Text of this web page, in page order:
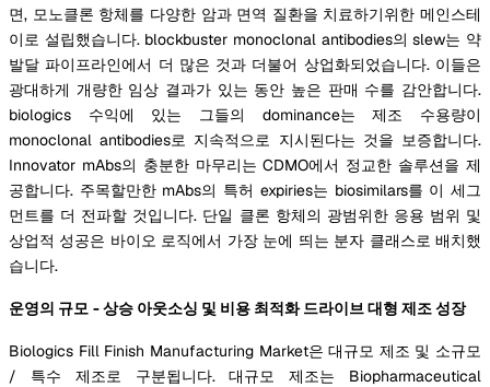
면, 모노클론 항체를 다양한 암과 면역 질환을 치료하기위한 메인스테
이로 설립했습니다. blockbuster monoclonal antibodies의 slew는 약
발달 파이프라인에서 더 많은 것과 더불어 상업화되었습니다. 이들은
광대하게 개량한 임상 결과가 있는 동안 높은 판매 수를 감안합니다.
biologics 수익에 있는 그들의 dominance는 제조 수용량이
monoclonal antibodies로 지속적으로 지시된다는 것을 보증합니다.
Innovator mAbs의 충분한 마무리는 CDMO에서 정교한 솔루션을 제
공합니다. 주목할만한 mAbs의 특허 expiries는 biosimilars를 이 세그
먼트를 더 전파할 것입니다. 단일 클론 항체의 광범위한 응용 범위 및
상업적 성공은 바이오 로직에서 가장 눈에 띄는 분자 클래스로 배치했
습니다.
운영의 규모 - 상승 아웃소싱 및 비용 최적화 드라이브 대형 제조 성장
Biologics Fill Finish Manufacturing Market은 대규모 제조 및 소규모
/ 특수 제조로 구분됩니다. 대규모 제조는 Biopharmaceutical